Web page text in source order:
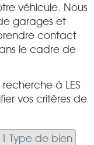
véhicule. Nous
garages et
contact
le cadre de
à LES
vos critères de
1 Type de bien